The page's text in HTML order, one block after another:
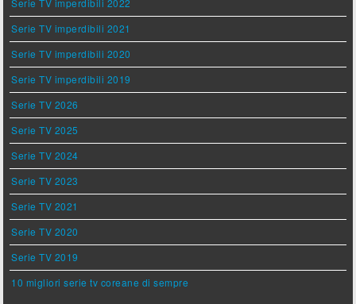
Serie TV imperdibili 2022
Serie TV imperdibili 2021
Serie TV imperdibili 2020
Serie TV imperdibili 2019
Serie TV 2026
Serie TV 2025
Serie TV 2024
Serie TV 2023
Serie TV 2021
Serie TV 2020
Serie TV 2019
10 migliori serie tv coreane di sempre